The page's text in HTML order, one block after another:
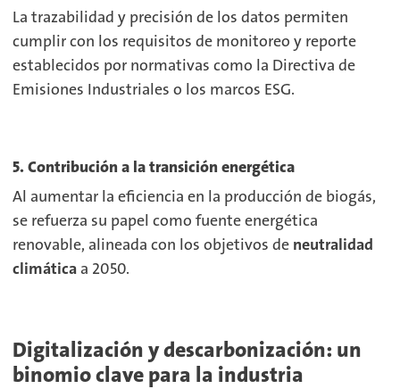
La trazabilidad y precisión de los datos permiten
cumplir con los requisitos de monitoreo y reporte
establecidos por normativas como la Directiva de
Emisiones Industriales o los marcos ESG.
5. Contribución a la transición energética
Al aumentar la eficiencia en la producción de biogás,
se refuerza su papel como fuente energética
renovable, alineada con los objetivos de neutralidad
climáticaa 2050.
Digitalización y descarbonización: un
binomio clave para la industria